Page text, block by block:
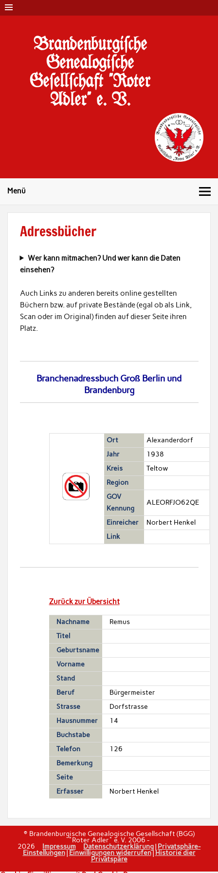
Brandenburgi#che
Genealogi#che
Ge#ell#chaft "Roter
Adler" e. V.
Menü
Adressbücher
Wer kann mitmachen? Und wer kann die Daten
einsehen?
Auch Links zu anderen bereits online gestellten
Büchern bzw. auf private Bestände (egal ob als Link,
Scan oder im Original) finden auf dieser Seite ihren
Platz.
Branchenadressbuch Groß Berlin und
Brandenburg
Ort
Alexanderdorf
Jahr
1938
Kreis
Teltow
Region
GOV
Kennung
ALEORFJO62QE
Einreicher
Norbert Henkel
Link
Zurück zur Übersicht
Nachname
Remus
Titel
Geburtsname
Vorname
Stand
Beruf
Bürgermeister
Strasse
Dorfstrasse
Hausnummer
14
Buchstabe
Telefon
126
Bemerkung
Seite
Erfasser
Norbert Henkel
© Brandenburgische Genealogische Gesellschaft (BGG)
"Roter Adler" e. V. 2006 -
2026 Impressum Datenschutzerklärung| Privatsphäre-
Einstellungen| Einwilligungen widerrufen|Historie dier
Privatspäre